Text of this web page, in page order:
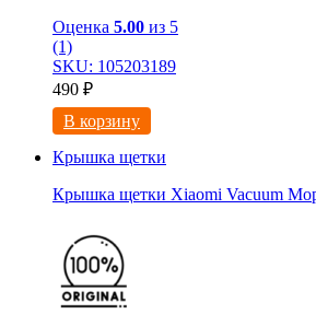
Оценка 5.00 из 5
(1)
SKU: 105203189
490 ₽
В корзину
Крышка щетки
Крышка щетки Xiaomi Vacuum